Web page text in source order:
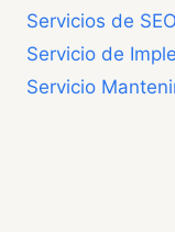
Servicios de
Servicio de
Servicio